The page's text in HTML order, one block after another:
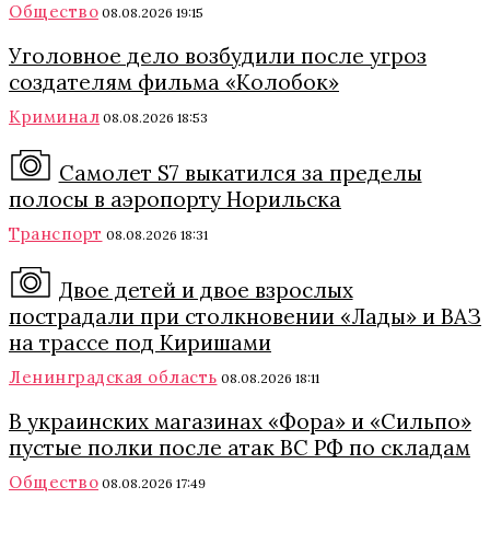
Общество 08.08.2026 19:15
Уголовное дело возбудили после угроз
создателям фильма «Колобок»
Криминал 08.08.2026 18:53
Самолет S7 выкатился за пределы
полосы в аэропорту Норильска
Транспорт 08.08.2026 18:31
Двое детей и двое взрослых
пострадали при столкновении «Лады» и ВАЗ
на трассе под Киришами
Ленинградская область 08.08.2026 18:11
В украинских магазинах «Фора» и «Сильпо»
пустые полки после атак ВС РФ по складам
Общество 08.08.2026 17:49